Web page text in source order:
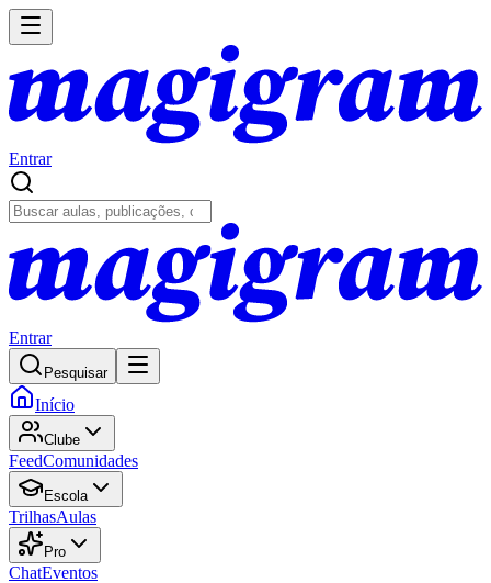
Entrar
Entrar
Pesquisar
Início
Clube
FeedComunidades
Escola
TrilhasAulas
Pro
ChatEventos